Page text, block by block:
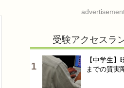
受験アクセスラ
【中学生
までの質実